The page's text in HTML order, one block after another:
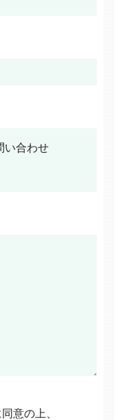
い合わせ
意の上、